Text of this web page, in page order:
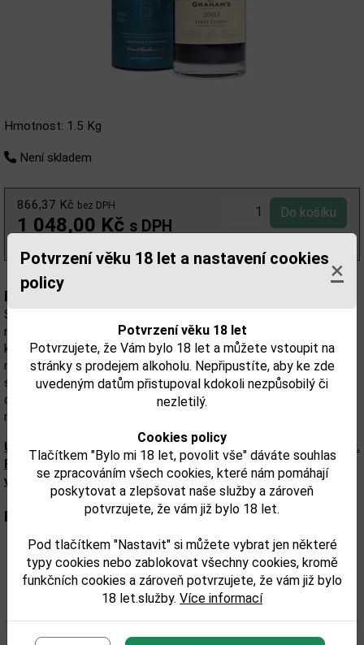
Potvrzení věku 18 let a nastavení cookies
policy
×
Potvrzení věku 18 let
Potvrzujete, že Vám bylo 18 let a můžete vstoupit na
stránky s prodejem alkoholu. Nepřipustíte, aby ke zde
uvedeným datům přistupoval kdokoli nezpůsobilý či
nezletilý.
Cookies policy
Tlačítkem "Bylo mi 18 let, povolit vše" dáváte souhlas
se zpracováním všech cookies, které nám pomáhají
poskytovat a zlepšovat naše služby a zároveň
potvrzujete, že vám již bylo 18 let.
Pod tlačítkem "Nastavit" si můžete vybrat jen některé
typy cookies nebo zablokovat všechny cookies, kromě
funkčních cookies a zároveň potvrzujete, že vám již bylo
18 let.služby. Více informací
Hmotnost: 1.5 Kg
Není skladem
866,37 Kč bez DPH
1 048,00 Kč s DPH
Popis:
Single Harvest Port z roku 2003 - velmi dobrý rok v oblasti Douro
navzdory značnému vedru - je bohatý a komplexní a spojuje vůni
karamelu, vanilky a karamelu. Jeho tmavě oranžovo-hnědá
načervenalá barva svědčí o dlouhém skladování v dřevěných
sudech. Je to ideální doplněk k tmavé čokoládě a krémovým
dezertům, které nasávají vůně nebo jednoduše samy; podáváme
mírně vychlazené.
Upozorňujeme, že tento produkt může obsahovat alergeny.
Přesné složení a alergeny jsou k dispozici na obalu
výrobku. Zkontrolujte prosím před konzumací.
Parametry:
Obsah alkoholu obj. %: 20
Objem obalu (L): 0,75